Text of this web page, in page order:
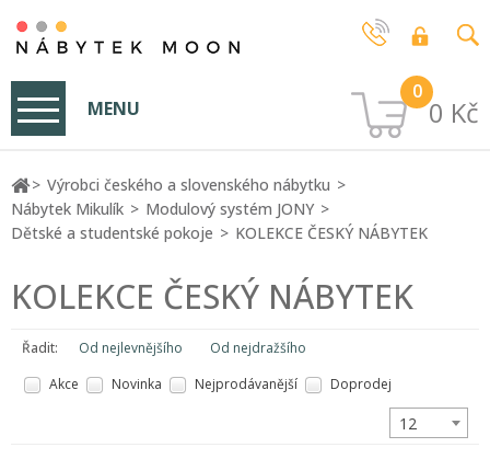
0
0 Kč
MENU
Výrobci českého a slovenského nábytku
Nábytek Mikulík
Modulový systém JONY
Dětské a studentské pokoje
KOLEKCE ČESKÝ NÁBYTEK
KOLEKCE ČESKÝ NÁBYTEK
Řadit: Od nejlevnějšího
Od nejdražšího
Akce
Novinka Nejprodávanější Doprodej
12